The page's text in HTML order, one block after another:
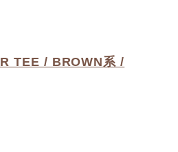
TEE / BROWN系 /